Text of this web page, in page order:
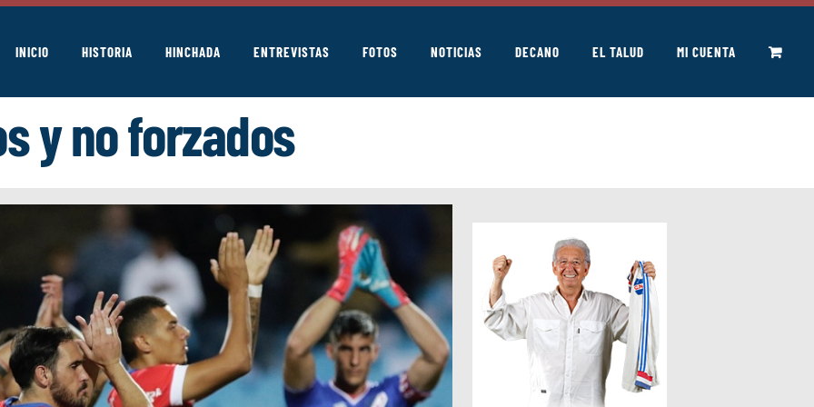
INICIO HISTORIA HINCHADA ENTREVISTAS FOTOS NOTICIAS DECANO EL TALUD MI CUENTA
y no forzados